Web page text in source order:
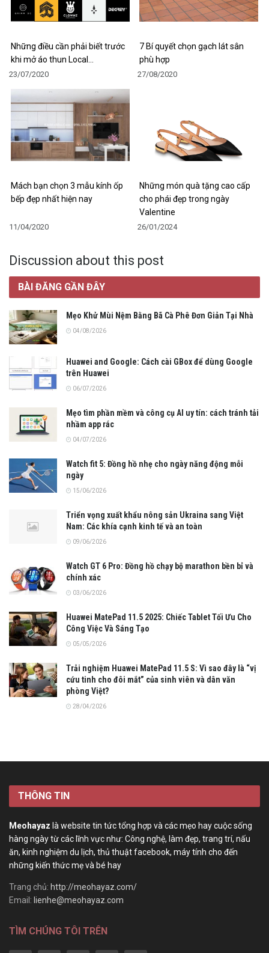
Những điều cần phải biết trước
khi mở áo thun Local…
23/07/2020
7 Bí quyết chọn gạch lát sân
phù hợp
27/08/2020
Mách bạn chọn 3 mẫu kính ốp
bếp đẹp nhất hiện nay
11/04/2020
Những món quà tặng cao cấp
cho phái đẹp trong ngày
Valentine
26/01/2024
Discussion about this post
BÀI ĐĂNG GẦN ĐÂY
Mẹo Khử Mùi Nệm Bằng Bã Cà Phê Đơn Giản Tại Nhà
04/08/2026
Huawei and Google: Cách cài GBox để dùng Google
trên Huawei
06/07/2026
Mẹo tìm phần mềm và công cụ AI uy tín: cách tránh tải
nhầm app rác
04/07/2026
Watch fit 5: Đồng hồ nhẹ cho ngày năng động mỗi
ngày
15/06/2026
Triển vọng xuất khẩu nông sản Ukraina sang Việt
Nam: Các khía cạnh kinh tế và an toàn
09/06/2026
Watch GT 6 Pro: Đồng hồ chạy bộ marathon bền bỉ và
chính xác
03/06/2026
Huawei MatePad 11.5 2025: Chiếc Tablet Tối Ưu Cho
Công Việc Và Sáng Tạo
05/05/2026
Trải nghiệm Huawei MatePad 11.5 S: Vì sao đây là “vị
cứu tinh cho đôi mắt” của sinh viên và dân văn
phòng Việt?
28/04/2026
THÔNG TIN
Meohayaz là website tin tức tổng hợp và các mẹo hay cuộc sống
hàng ngày từ các lĩnh vực như: Công nghệ, làm đẹp, trang trí, nấu
ăn, kinh nghiệm du lịch, thủ thuật facebook, máy tính cho đến
những kiến thức mẹ và bé hay
Trang chủ: http://meohayaz.com/
Email: lienhe@meohayaz.com
TÌM CHÚNG TÔI TRÊN